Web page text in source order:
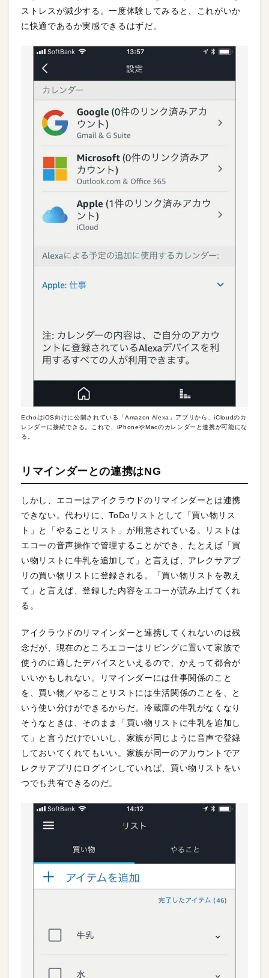
ストレスが減少する。一度体験してみると、これがいか
に快適であるか実感できるはずだ。
EchoはiOS向けに公開されている「Amazon Alexa」アプリから、iCloudのカ
レンダーに接続できる。これで、iPhoneやMacのカレンダーと連携が可能にな
る。
リマインダーとの連携はNG
しかし、エコーはアイクラウドのリマインダーとは連携
できない。代わりに、ToDoリストとして「買い物リス
ト」と「やることリスト」が用意されている。リストは
エコーの音声操作で管理することができ、たとえば「買
い物リストに牛乳を追加して」と言えば、アレクサアプ
リの買い物リストに登録される。「買い物リストを教え
て」と言えば、登録した内容をエコーが読み上げてくれ
る。
アイクラウドのリマインダーと連携してくれないのは残
念だが、現在のところエコーはリビングに置いて家族で
使うのに適したデバイスといえるので、かえって都合が
いいかもしれない。リマインダーには仕事関係のこと
を、買い物／やることリストには生活関係のことを、と
いう使い分けができるからだ。冷蔵庫の牛乳がなくなり
そうなときは、そのまま「買い物リストに牛乳を追加し
て」と言うだけでいいし、家族が同じように音声で登録
しておいてくれてもいい。家族が同一のアカウントでア
レクサアプリにログインしていれば、買い物リストをい
つでも共有できるのだ。